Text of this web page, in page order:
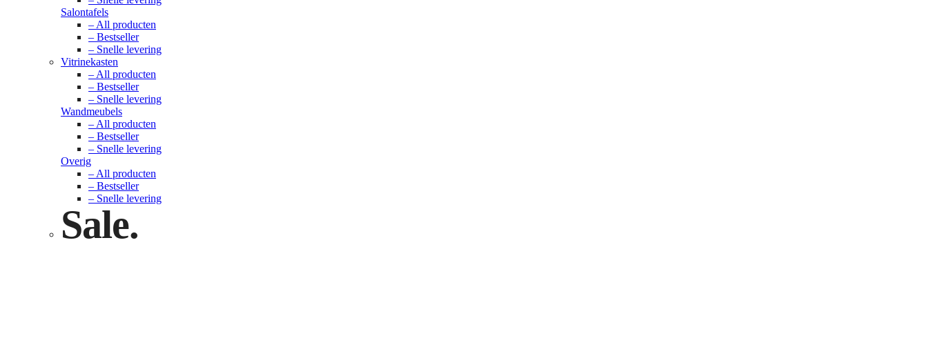
Salontafels
– All producten
– Bestseller
– Snelle levering
Vitrinekasten
– All producten
– Bestseller
– Snelle levering
Wandmeubels
– All producten
– Bestseller
– Snelle levering
Overig
– All producten
– Bestseller
– Snelle levering
Sale.